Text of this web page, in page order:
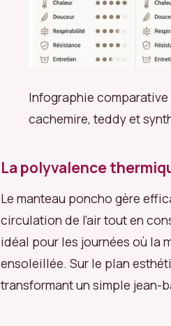
Infographie comparative
cachemire, teddy et
La polyvalence
Le manteau poncho gère
circulation de l’air tout en
idéal pour les journées où la
ensoleillée. Sur le plan
transformant un simple jean-